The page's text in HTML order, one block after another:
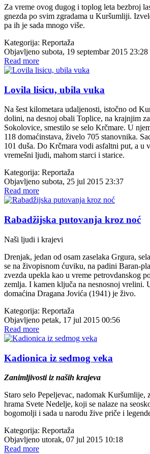
Za vreme ovog dugog i toplog leta bezbroj
gnezda po svim zgradama u Kuršumliji.
pa ih je sada mnogo više.
Kategorija: Reportaža
Objavljeno subota, 19 septembar 2015 23:28
Read more
Lovila lisicu, ubila vuka
Na šest kilometara udaljenosti, istočno od
dolini, na desnoj obali Toplice, na krajnjim
Sokolovice, smestilo se selo Krčmare. U
118 domaćinstava, živelo 705 stanovnika.
101 duša. Do Krčmara vodi asfaltni put, a u
vremešni ljudi, mahom starci i starice.
Kategorija: Reportaža
Objavljeno subota, 25 jul 2015 23:37
Read more
Rabadžijska putovanja kroz noć
Naši ljudi i krajevi
Drenjak, jedan od osam zaselaka Grgura,
se na živopisnom ćuviku, na padini Baran-
zvezda upekla kao u vreme petrovdanskog
zemlja. I kamen ključa na nesnosnoj vrelini.
domaćina Dragana Jovića (1941) je živo.
Kategorija: Reportaža
Objavljeno petak, 17 jul 2015 00:56
Read more
Kadionica iz sedmog veka
Zanimljivosti iz naših krajeva
Staro selo Pepeljevac, nadomak Kuršumlije,
hrama Svete Nedelje, koji se nalaze na
bogomolji i sada u narodu žive priče i
Kategorija: Reportaža
Objavljeno utorak, 07 jul 2015 10:18
Read more